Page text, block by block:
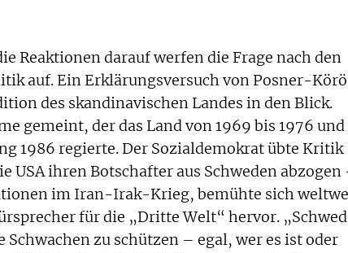
Reaktionen darauf werfen die Frage nach den
auf. Ein Erklärungsversuch von Posner-
des skandinavischen Landes in den Blick.
gemeint, der das Land von 1969 bis 1976 und
1986 regierte. Der Sozialdemokrat übte Kritik
USA ihren Botschafter aus Schweden abzogen
im Iran-Irak-Krieg, bemühte sich
für die „Dritte Welt“ hervor.
zu schützen – egal, wer es ist oder